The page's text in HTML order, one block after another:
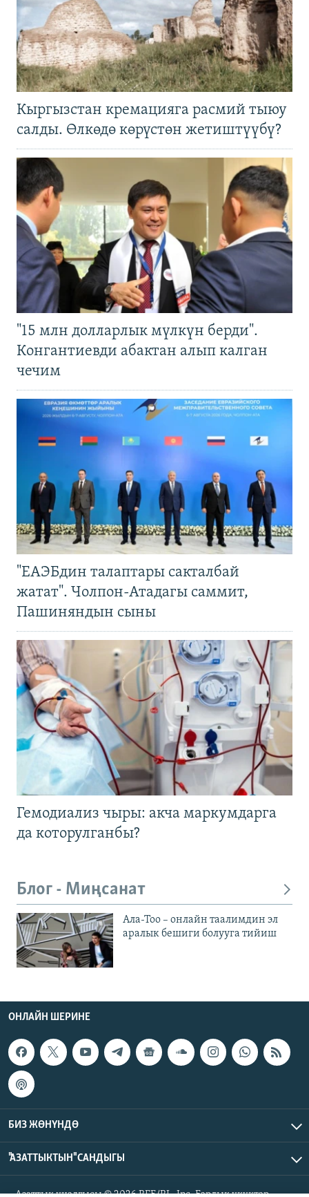
Кыргызстан кремацияга расмий тыюу
салды. Өлкөдө көрүстөн жетиштүүбү?
"15 млн долларлык мүлкүн берди".
Конгантиевди абактан алып калган
чечим
"ЕАЭБдин талаптары сакталбай
жатат". Чолпон-Атадагы саммит,
Пашиняндын сыны
Гемодиализ чыры: акча маркумдарга
да которулганбы?
Блог - Миңсанат
Ала-Тоо – онлайн таалимдин эл
аралык бешиги болууга тийиш
ОНЛАЙН ШЕРИНЕ
БИЗ ЖӨНҮНДӨ
"АЗАТТЫКТЫН" САНДЫГЫ
Азаттык үналгысы © 2026 RFE/RL, Inc. Бардык укуктар